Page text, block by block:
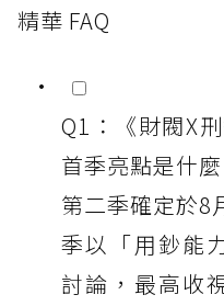
精華 FAQ
Q1：《財閥X
首季亮點是什麼
第二季確定於8
季以「用鈔能
討論，最高收